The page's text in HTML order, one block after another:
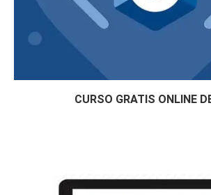
CURSO GRATIS ONLINE